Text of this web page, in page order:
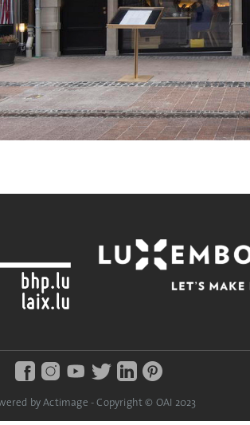
by Actimage - Copyright © OAI 2023